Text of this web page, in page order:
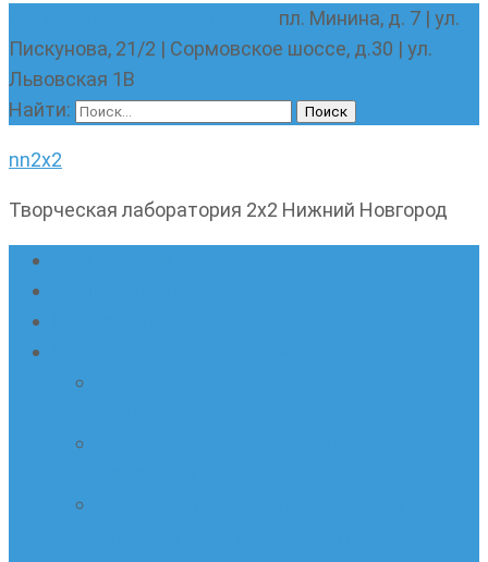
пл. Минина, д. 7 | ул.
Пискунова, 21/2 | Сормовское шоссе, д.30 | ул.
Львовская 1В
Найти:
nn2x2
Творческая лаборатория 2х2 Нижний Новгород